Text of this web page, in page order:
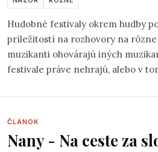
Hudobné festivaly okrem hudby
príležitostí na rozhovory na rôzne
muzikanti ohovárajú iných
festivale práve nehrajú, alebo v
strastiach života. Občas sa však
veci povedať priamo.
ČLÁNOK
Nany - Na ceste za